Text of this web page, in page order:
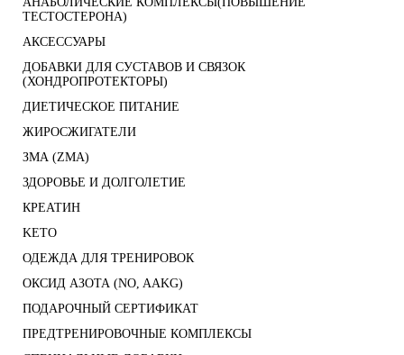
ТЕСТОСТЕРОНА)
АКСЕССУАРЫ
ДОБАВКИ ДЛЯ СУСТАВОВ И СВЯЗОК
(ХОНДРОПРОТЕКТОРЫ)
ДИЕТИЧЕСКОЕ ПИТАНИЕ
ЖИРОСЖИГАТЕЛИ
ЗМА (ZMA)
ЗДОРОВЬЕ И ДОЛГОЛЕТИЕ
КРЕАТИН
KETO
ОДЕЖДА ДЛЯ ТРЕНИРОВОК
ОКСИД АЗОТА (NO, AAKG)
ПОДАРОЧНЫЙ СЕРТИФИКАТ
ПРЕДТРЕНИРОВОЧНЫЕ КОМПЛЕКСЫ